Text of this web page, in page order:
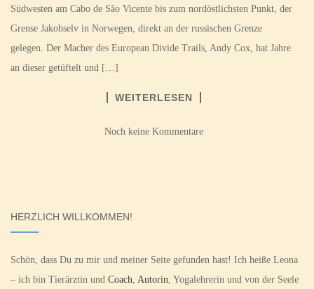
Südwesten am Cabo de São Vicente bis zum nordöstlichsten Punkt, der
Grense Jakobselv in Norwegen, direkt an der russischen Grenze
gelegen. Der Macher des European Divide Trails, Andy Cox, hat Jahre
an dieser getüftelt und […]
WEITERLESEN
Noch keine Kommentare
HERZLICH WILLKOMMEN!
Schön, dass Du zu mir und meiner Seite gefunden hast! Ich heiße Leona
– ich bin Tierärztin und Coach, Autorin, Yogalehrerin und von der Seele